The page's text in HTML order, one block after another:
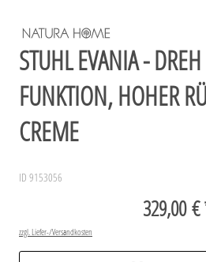
STUHL EVANIA -
FUNKTION, HOHER
CREME
ID 9153056
329,00
zzgl. Liefer-/Versandkosten